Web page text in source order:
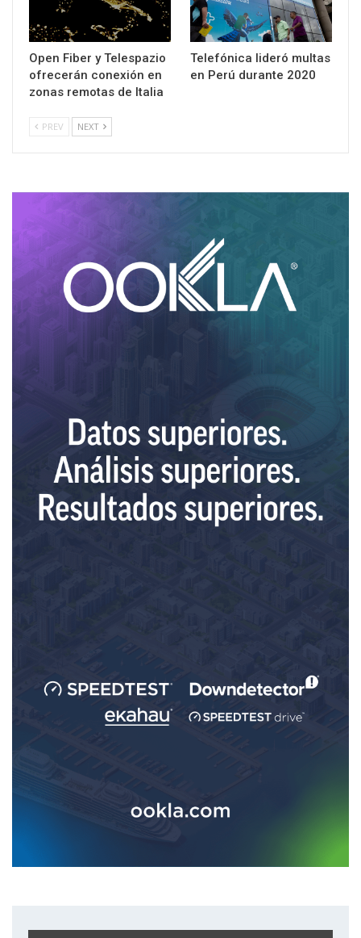
Open Fiber y Telespazio
ofrecerán conexión en
zonas remotas de Italia
Telefónica lideró multas
en Perú durante 2020
PREV NEXT